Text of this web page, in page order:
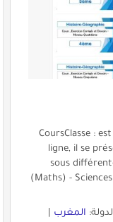
, CoursClasse :
ligne, il se
sous
(Maths) -
المغرب|